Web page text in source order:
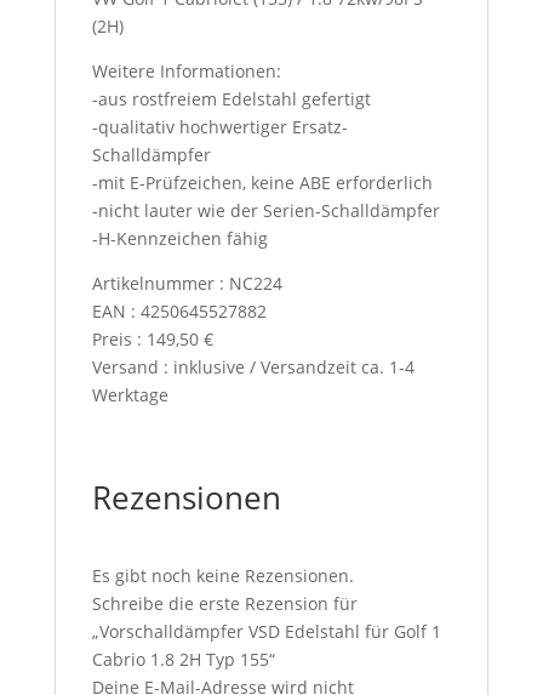
(2H)
Weitere Informationen:
-aus rostfreiem Edelstahl gefertigt
-qualitativ hochwertiger Ersatz-
Schalldämpfer
-mit E-Prüfzeichen, keine ABE erforderlich
-nicht lauter wie der Serien-Schalldämpfer
-H-Kennzeichen fähig
Artikelnummer : NC224
EAN : 4250645527882
Preis : 149,50 €
Versand : inklusive / Versandzeit ca. 1-4
Werktage
Rezensionen
Es gibt noch keine Rezensionen.
Schreibe die erste Rezension für
„Vorschalldämpfer VSD Edelstahl für Golf 1
Cabrio 1.8 2H Typ 155“
Deine E-Mail-Adresse wird nicht